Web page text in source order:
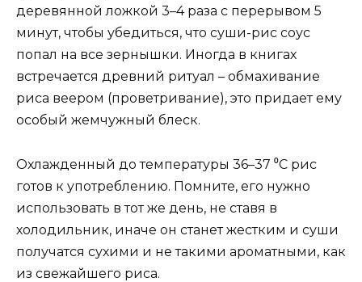
деревянной ложкой 3–4 раза с перерывом 5
минут, чтобы убедиться, что суши-рис соус
попал на все зернышки. Иногда в книгах
встречается древний ритуал – обмахивание
риса веером (проветривание), это придает ему
особый жемчужный блеск.
Охлажденный до температуры 36–37 ⁰С рис
готов к употреблению. Помните, его нужно
использовать в тот же день, не ставя в
холодильник, иначе он станет жестким и суши
получатся сухими и не такими ароматными, как
из свежайшего риса.